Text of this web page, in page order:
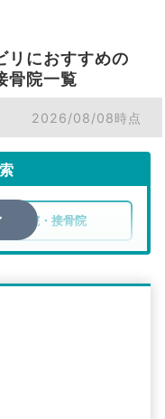
リにおすすめの
骨院一覧
2026/08/08時点
整骨院・接骨院